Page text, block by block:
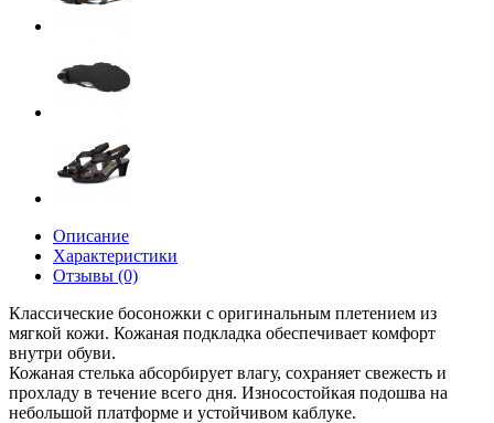
Описание
Характеристики
Отзывы (0)
Классические босоножки с оригинальным плетением из
мягкой кожи. Кожаная подкладка обеспечивает комфорт
внутри обуви.
Кожаная стелька абсорбирует влагу, сохраняет свежесть и
прохладу в течение всего дня. Износостойкая подошва на
небольшой платформе и устойчивом каблуке.